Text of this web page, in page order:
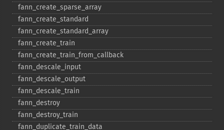
fann_​create_​sparse_​array
fann_​create_​standard
fann_​create_​standard_​array
fann_​create_​train
fann_​create_​train_​from_​callback
fann_​descale_​input
fann_​descale_​output
fann_​descale_​train
fann_​destroy
fann_​destroy_​train
fann_​duplicate_​train_​data